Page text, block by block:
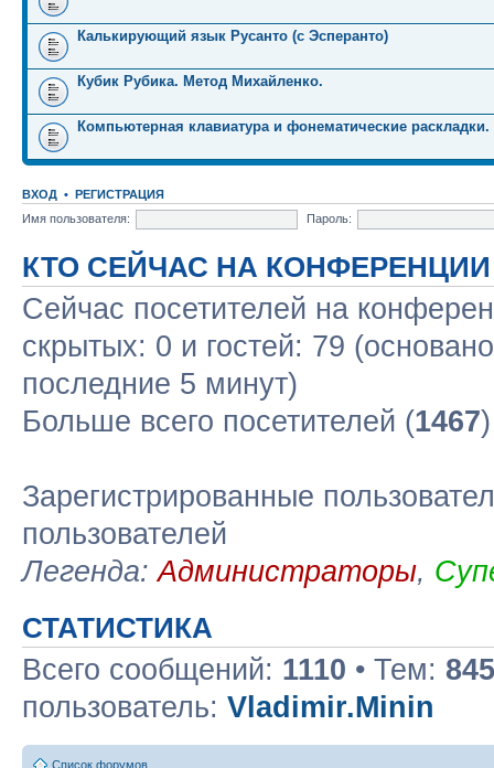
Калькирующий язык Русанто (с Эсперанто)
Кубик Рубика. Метод Михайленко.
Компьютерная клавиатура и фонематические раскладки.
ВХОД • РЕГИСТРАЦИЯ
Имя пользователя:
Пароль:
КТО СЕЙЧАС НА КОНФЕРЕНЦИИ
Сейчас посетителей на
скрытых: 0 и гостей: 79
последние 5 минут)
Больше всего посетителей (1467
Зарегистрированные
пользователей
Легенда:Администраторы,
СТАТИСТИКА
Всего сообщений: 1110 • Тем: 845
пользователь: Vladimir.Minin
Список форумов